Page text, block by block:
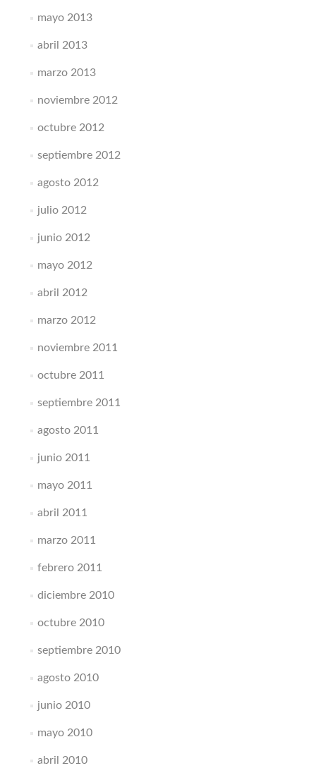
mayo 2013
abril 2013
marzo 2013
noviembre 2012
octubre 2012
septiembre 2012
agosto 2012
julio 2012
junio 2012
mayo 2012
abril 2012
marzo 2012
noviembre 2011
octubre 2011
septiembre 2011
agosto 2011
junio 2011
mayo 2011
abril 2011
marzo 2011
febrero 2011
diciembre 2010
octubre 2010
septiembre 2010
agosto 2010
junio 2010
mayo 2010
abril 2010